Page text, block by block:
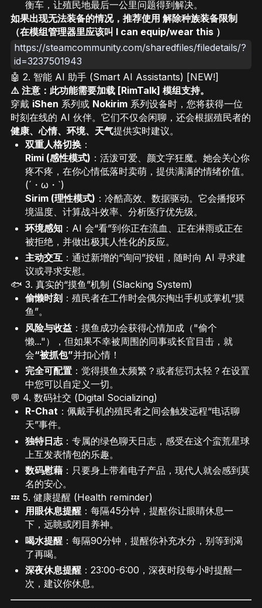
衡车，让殖民地最后一公里问题得到解决。
如果出现无法装备的情况，推荐使用 解除种族装备限制
（在模组管理器里应该叫 I can equip/wear this ）
https://steamcommunity.com/sharedfiles/filedetails/?
id=3237501943
🤖 2. 智能 AI 助手 (Smart AI Assistants) [NEW!]
⚠️ 注意：此功能需要加载 [RimTalk] 模组支持。
穿戴 iShen 系列或 Nokirim 系列设备时，您将获得一位
时刻在线的 AI 伙伴。它们不仅会闲聊，还会根据殖民者的
健康、心情、环境、天气提供实时建议。
双重人格切换 ：
Rimi (感性模式) ：活泼可爱、颜文字狂魔。她会关心你
疼不疼，在你心情低落时卖萌，提供满满的情绪价值。
(´・ω・`)
Sirim (理性模式) ：冷酷高效、数据驱动。它会播报环
境温度、计算战斗效率、分析医疗优先级。
环境感知 ：AI 会“看”到你正在流血、正在淋雨或正在
被拒绝，并做出极其人性化的反应。
主动交互 ：通过新增的“询问”按钮，随时向 AI 寻求建
议或寻求安慰。
🐟 3. 真实的“摸鱼”机制 (Slacking System)
偷懒时刻 ：殖民者在工作时会偶尔掏出手机或掌机“摸
鱼”。
风险与收益 ：摸鱼成功会获得心情加成（"偷个
懒..."），但如果不幸被周围的同事或长官目击，就
会“被抓包”并扣心情！
完全可配置 ：觉得摸鱼太频繁？或者惩罚太轻？在设置
中您可以自定义一切。
💬 4. 数码社交 (Digital Socializing)
R-Chat ：佩戴手机的殖民者之间会触发远程“电话聊
天”事件。
独特日志 ：专属的绿色聊天日志，感受在这个蛮荒星球
上互发表情包的乐趣。
数码慰藉 ：只要身上带着电子产品，现代人就会感到莫
名的安心。
💤 5. 健康提醒 (Health reminder)
用眼休息提醒 ：每隔45分钟，提醒你让眼睛休息一
下，远眺或闭目养神。
喝水提醒 ：每隔90分钟，提醒你补充水分，别等到渴
了再喝。
深夜休息提醒 ：23:00-6:00，深夜时段每小时提醒一
次，建议你休息。